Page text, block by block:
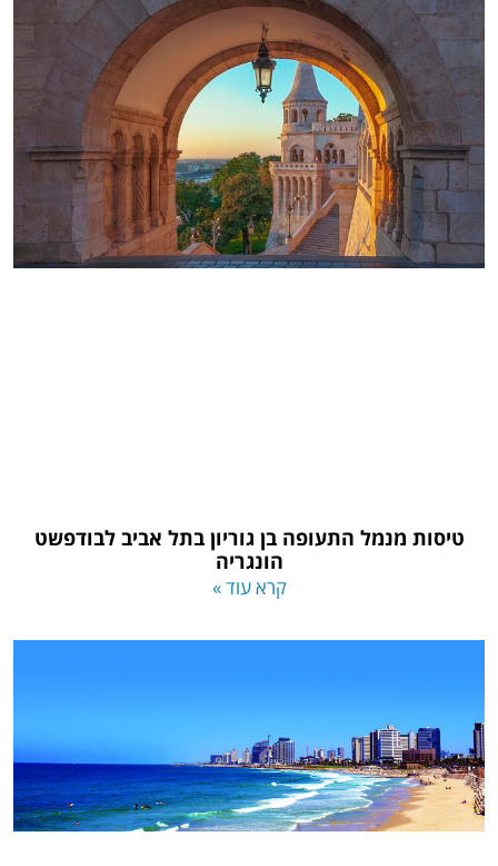
טיסות מנמל התעופה בן גוריון בתל אביב לבודפשט
הונגריה
קרא עוד »